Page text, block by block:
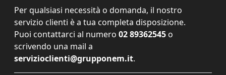
Per qualsiasi necessità o domanda, il nostro
servizio clienti è a tua completa disposizione.
Puoi contattarci al numero 02 89362545 o
scrivendo una mail a
servizioclienti@grupponem.it.